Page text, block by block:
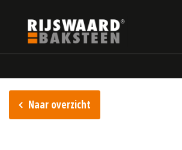
Naar overzicht